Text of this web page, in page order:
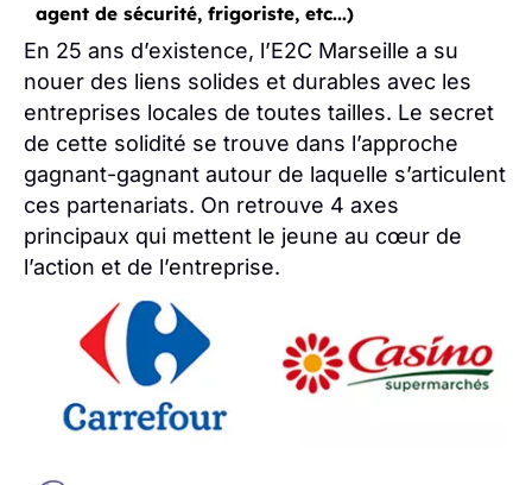
agent de sécurité, frigoriste, etc...)
En 25 ans d’existence, l’E2C Marseille a su
nouer des liens solides et durables avec les
entreprises locales de toutes tailles. Le secret
de cette solidité se trouve dans l’approche
gagnant-gagnant autour de laquelle s’articulent
ces partenariats. On retrouve 4 axes
principaux qui mettent le jeune au cœur de
l’action et de l’entreprise.